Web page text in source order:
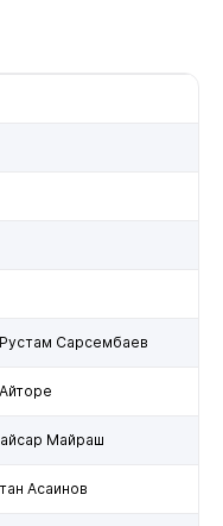
Сарсембаев
Майраш
Асаинов